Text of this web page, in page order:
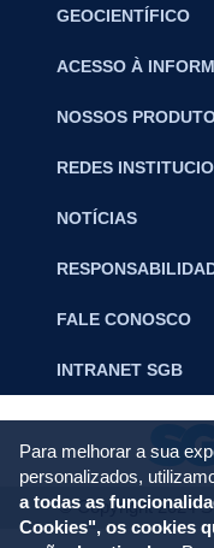
GEOCIENTÍFICO
ACESSO À
NOSSOS
REDES
NOTÍCIAS
FALE CONOSCO
INTRANET SGB
© Copyright 2024
Para melhorar a sua
personalizados,
a todas as
Cookies", os cookies